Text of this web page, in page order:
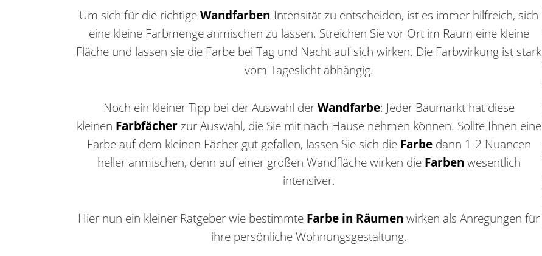
Um sich für die richtigeWandfarben-Intensität zu entscheiden, ist es immer hilfreich, sich
eine kleine Farbmenge anmischen zu lassen. Streichen Sie vor Ort im Raum eine kleine
Fläche und lassen sie die Farbe bei Tag und Nacht auf sich wirken. Die Farbwirkung ist stark
vom Tageslicht abhängig.
Noch ein kleiner Tipp bei der Auswahl derWandfarbe: Jeder Baumarkt hat diese
kleinen Farbfächerzur Auswahl, die Sie mit nach Hause nehmen können. Sollte Ihnen eine
Farbe auf dem kleinen Fächer gut gefallen, lassen Sie sich die Farbedann 1-2 Nuancen
heller anmischen, denn auf einer großen Wandfläche wirken die Farben wesentlich
intensiver.
Hier nun ein kleiner Ratgeber wie bestimmte Farbe in Räumen wirken als Anregungen für
ihre persönliche Wohnungsgestaltung.